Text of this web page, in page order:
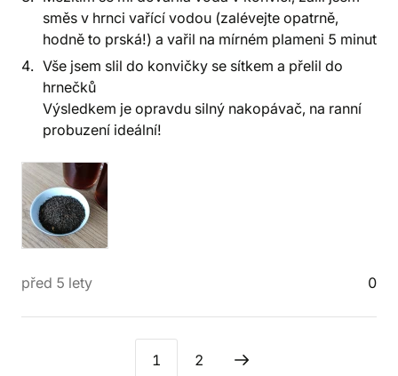
směs v hrnci vařící vodou (zalévejte opatrně,
hodně to prská!) a vařil na mírném plameni 5 minut
Vše jsem slil do konvičky se sítkem a přelil do
hrnečků
Výsledkem je opravdu silný nakopávač, na ranní
probuzení ideální!
před 5 lety 0
1 2